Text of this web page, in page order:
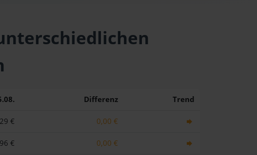
Differenz Trend
€ 0,00 €
€ 0,00 €